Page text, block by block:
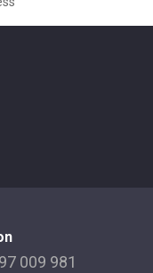
009 981